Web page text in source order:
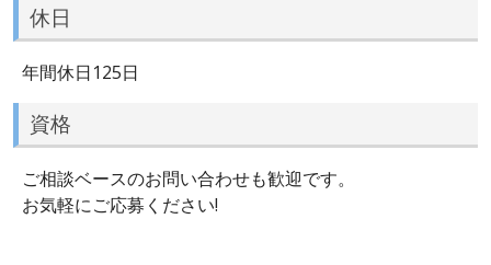
休日
年間休日125日
資格
ご相談ベースのお問い合わせも歓迎です。
お気軽にご応募ください!